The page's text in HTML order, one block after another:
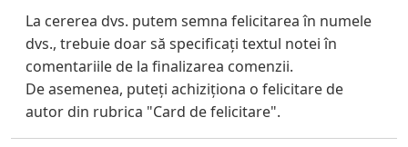
La cererea dvs. putem semna felicitarea în numele
dvs., trebuie doar să specificați textul notei în
comentariile de la finalizarea comenzii.
De asemenea, puteți achiziționa o felicitare de
autor din rubrica "Card de felicitare".